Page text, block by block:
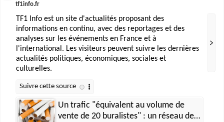
tf1info.fr
TF1 Info est un site d'actualités proposant des
informations en continu, avec des reportages et des
analyses sur les événements en France et à
l'international. Les visiteurs peuvent suivre les dernières
actualités politiques, économiques, sociales et
culturelles.
Un trafic "équivalent au volume de
vente de 20 buralistes" : un réseau de